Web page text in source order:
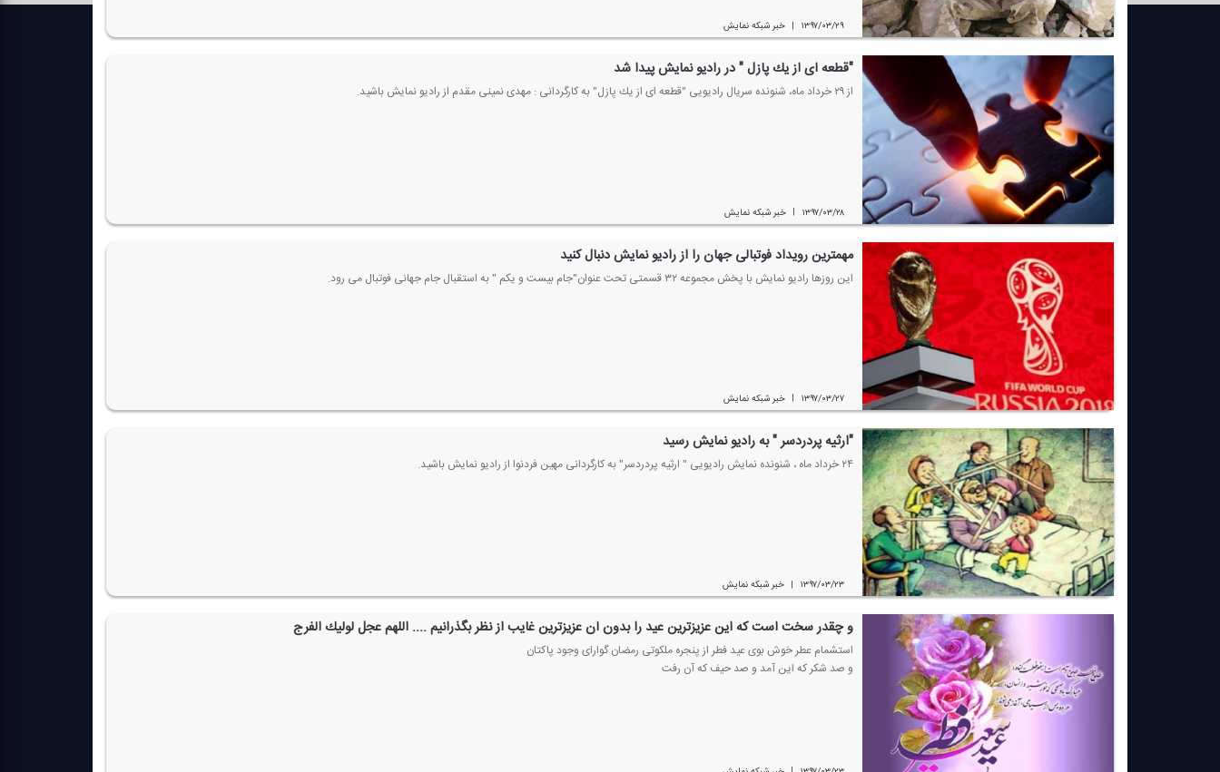
۱۳۹۷/۰۳/۲۹ | خبر شبكه نمایش
"قطعه ای از یك پازل " در رادیو نمایش پیدا شد
از ۲۹ خرداد ماه، شنونده سریال رادیویی "قطعه ای از یك پازل" به كارگردانی : مهدی نمینی مقدم از رادیو نمایش باشید.
۱۳۹۷/۰۳/۲۸ | خبر شبكه نمایش
مهمترین رویداد فوتبالی جهان را از رادیو نمایش دنبال كنید
این روزها رادیو نمایش با پخش مجموعه ۳۲ قسمتی تحت عنوان"جام بیست و یكم " به استقبال جام جهانی فوتبال می رود.
۱۳۹۷/۰۳/۲۷ | خبر شبكه نمایش
"ارثیه پردردسر " به رادیو نمایش رسید
۲۴ خرداد ماه ، شنونده نمایش رادیویی " ارثیه پردردسر" به كارگردانی مهین فردنوا از رادیو نمایش باشید.
۱۳۹۷/۰۳/۲۳ | خبر شبكه نمایش
و چقدر سخت است كه این عزیزترین عید را بدون آن عزیزترین غایب از نظر بگذرانیم .... اللهم عجل لولیك الفرج
استشمام عطر خوش بوی عید فطر از پنجره ملكوتی رمضان گوارای وجود پاكتان
و صد شكر كه این آمد و صد حیف كه آن رفت